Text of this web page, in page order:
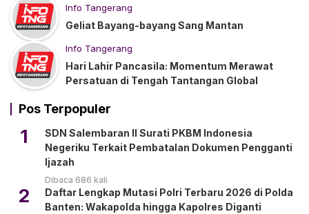
Info Tangerang
Geliat Bayang-bayang Sang Mantan
Info Tangerang
Hari Lahir Pancasila: Momentum Merawat
Persatuan di Tengah Tantangan Global
Pos Terpopuler
1
SDN Salembaran II Surati PKBM Indonesia
Negeriku Terkait Pembatalan Dokumen Pengganti
Ijazah
Dibaca 686 kali
2
Daftar Lengkap Mutasi Polri Terbaru 2026 di Polda
Banten: Wakapolda hingga Kapolres Diganti